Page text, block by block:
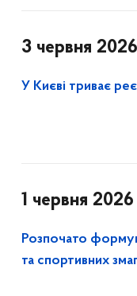
3 червня
У Києві триває
1 червня
Розпочато
та спортивних